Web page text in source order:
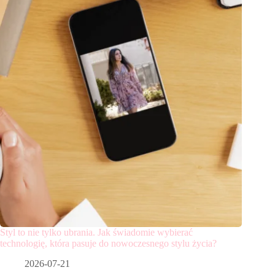
Styl to nie tylko ubrania. Jak świadomie wybierać
technologię, która pasuje do nowoczesnego stylu życia?
2026-07-21